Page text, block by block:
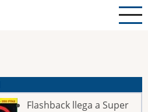
Flashback llega a Super